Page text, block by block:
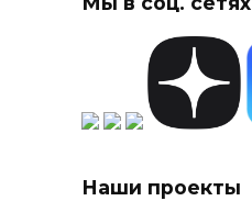
Наши проекты